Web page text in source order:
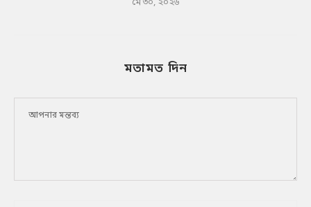
মে ৩০, ২০২৬
মতামত দিন